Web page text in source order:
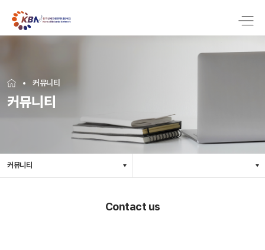
커뮤니티
커뮤니티
커뮤니티
Contact us